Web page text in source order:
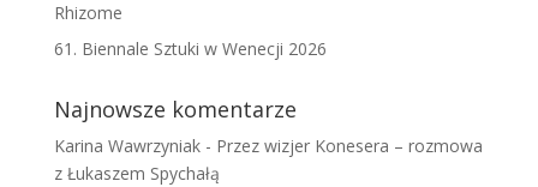
Rhizome
61. Biennale Sztuki w Wenecji 2026
Najnowsze komentarze
Karina Wawrzyniak- Przez wizjer Konesera – rozmowa
z Łukaszem Spychałą